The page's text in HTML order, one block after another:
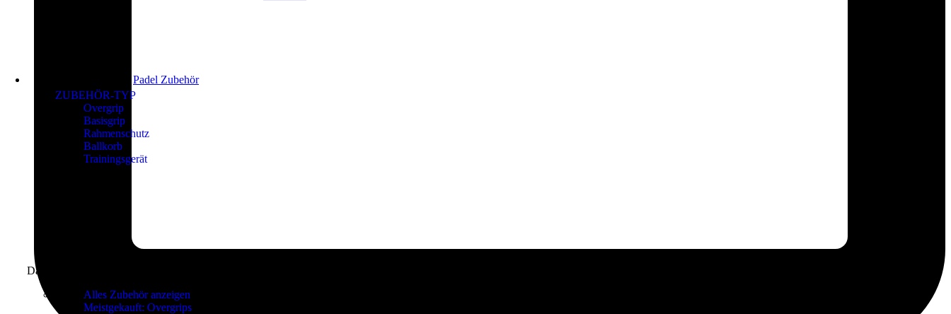
Padel Zubehör
ZUBEHÖR-TYP
Overgrip
Basisgrip
Rahmenschutz
Ballkorb
Trainingsgerät
Das richtige Zubehör finden
Alles Zubehör anzeigen
Meistgekauft: Overgrips